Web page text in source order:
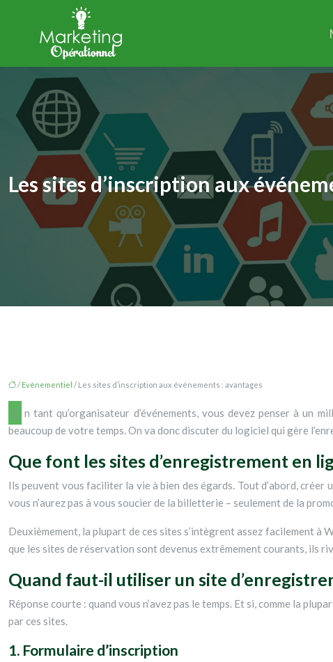
Les sites d’inscription aux
/ Evènementiel / Les sites d’inscription aux événements : avantages
En tant qu’organisateur d’événements, vous devez penser à un million de choses. L’inscription aux événements est l’une d’entre elles. C’est une de vos priorités, bien sûr, mais cela peut prendre
beaucoup de votre temps. On va donc discuter du logiciel qui gère
Que font les sites d’enregistrement en
Ils peuvent vous faciliter la vie à bien des égards. Tout d’abord, créer
vous n’aurez pas à vous soucier de la billetterie – seulement de la
Deuxièmement, la plupart de ces sites s’intègrent assez facilement à
que les sites de réservation sont devenus extrêmement courants, ils
Quand faut-il utiliser un site
Réponse courte : quand vous n’avez pas le temps. Et si, comme la
par ces sites.
1. Formulaire d’inscription